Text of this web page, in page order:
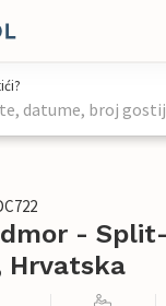
datume, broj
- Split-
Hrvatska